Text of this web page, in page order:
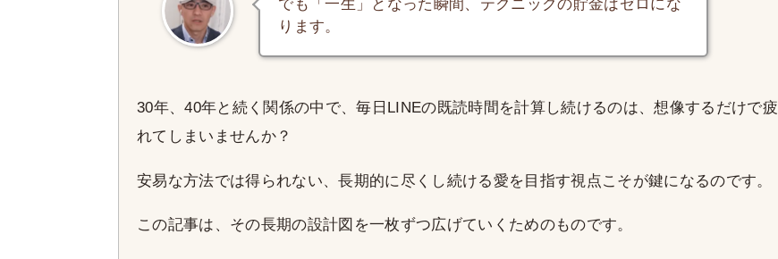
でも「一生」となった瞬間、テクニックの貯金はゼロにな
ります。
30年、40年と続く関係の中で、毎日LINEの既読時間を計算し続けるのは、想像するだけで疲
れてしまいませんか？
安易な方法では得られない、長期的に尽くし続ける愛を目指す視点こそが鍵になるのです。
この記事は、その長期の設計図を一枚ずつ広げていくためのものです。